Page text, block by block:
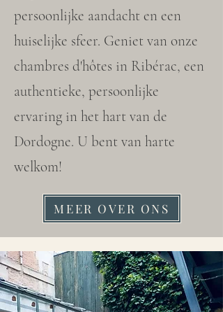
persoonlijke aandacht en een
huiselijke sfeer. Geniet van onze
chambres d'hôtes in Ribérac, een
authentieke, persoonlijke
ervaring in het hart van de
Dordogne. U bent van harte
welkom!
MEER OVER ONS